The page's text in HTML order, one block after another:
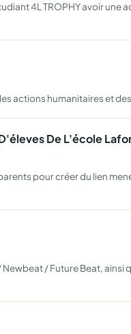
4L TROPHY avoir
actions humanitaires et
De L'école
pour créer du lien
/ Future Beat,